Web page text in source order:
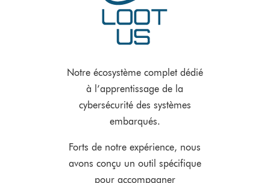
Notre écosystème complet dédié
à l’apprentissage de la
cybersécurité des systèmes
embarqués.
Forts de notre expérience, nous
avons conçu un outil spécifique
pour accompagner